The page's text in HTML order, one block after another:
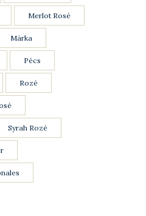
Merlot Rosé
Márka
Pécs
Rozé
Syrah Rozé